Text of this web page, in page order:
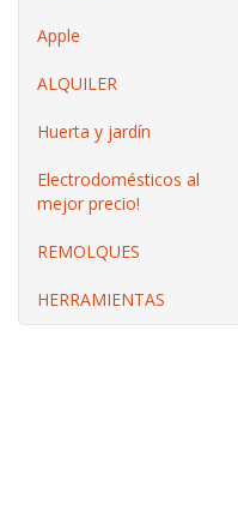
Apple
ALQUILER
Huerta y jardín
Electrodomésticos al
mejor precio!
REMOLQUES
HERRAMIENTAS